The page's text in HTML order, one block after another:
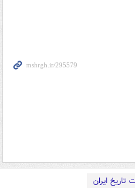
تاریخ ایران